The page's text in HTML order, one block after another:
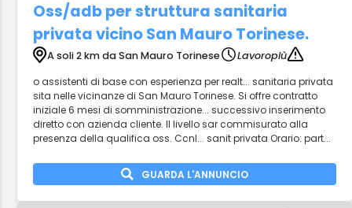
Oss/adb per struttura sanitaria
privata vicino San Mauro Torinese.
A soli 2 km da San Mauro Torinese
Lavoropiù
o assistenti di base con esperienza per realt... sanitaria privata
sita nelle vicinanze di San Mauro Torinese. Si offre contratto
iniziale 6 mesi di somministrazione... successivo inserimento
diretto con azienda cliente. Il livello sar commisurato alla
presenza della qualifica oss. Ccnl... sanit privata Orario: part...
GUARDA L'ANNUNCIO